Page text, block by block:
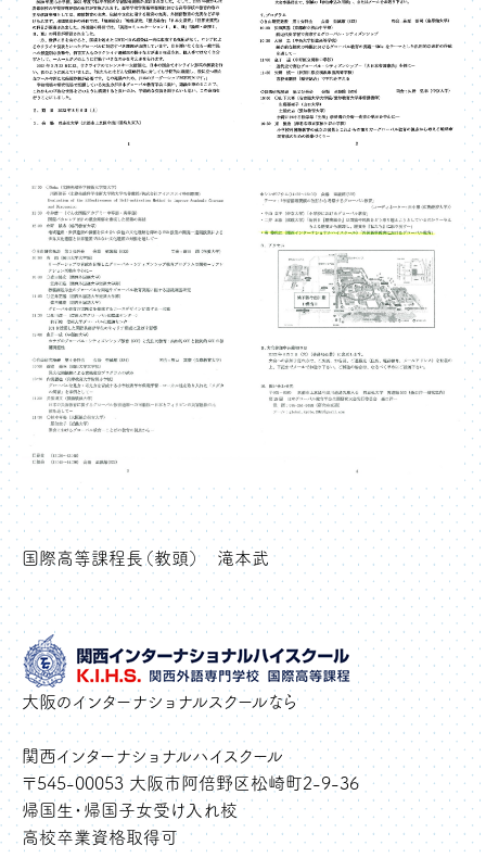
国際高等課程長（教頭） 滝本武
大阪のインターナショナルスクールなら
関西インターナショナルハイスクール
〒545-00053 大阪市阿倍野区松崎町2-9-36
帰国生・帰国子女受け入れ校
高校卒業資格取得可